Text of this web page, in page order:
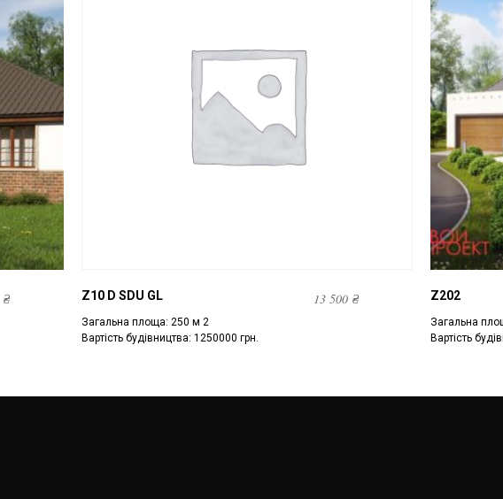
₴ Z10 D SDU GL 13 500 ₴
Загальна площа: 250 м 2
Вартість будівництва: 1250000 грн.
Z202
Загальна
Вартість